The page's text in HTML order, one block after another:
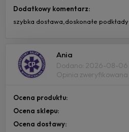
Dodatkowy komentarz:
szybka dostawa,doskonałe podkłady
Ania
Dodano: 2026-08-06
Opinia zweryfikowana
Ocena produktu:
Ocena sklepu:
Ocena dostawy: